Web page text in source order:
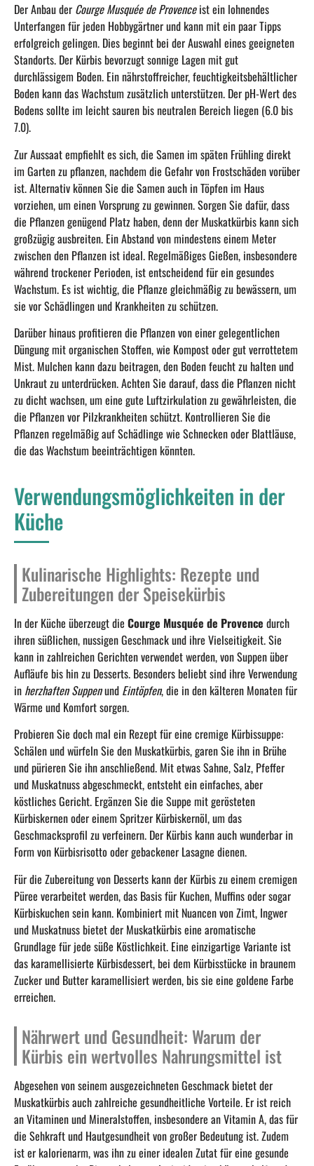
Der Anbau der Courge Musquée de Provenceist ein lohnendes
Unterfangen für jeden Hobbygärtner und kann mit ein paar Tipps
erfolgreich gelingen. Dies beginnt bei der Auswahl eines geeigneten
Standorts. Der Kürbis bevorzugt sonnige Lagen mit gut
durchlässigem Boden. Ein nährstoffreicher, feuchtigkeitsbehältlicher
Boden kann das Wachstum zusätzlich unterstützen. Der pH-Wert des
Bodens sollte im leicht sauren bis neutralen Bereich liegen (6.0 bis
7.0).
Zur Aussaat empfiehlt es sich, die Samen im späten Frühling direkt
im Garten zu pflanzen, nachdem die Gefahr von Frostschäden vorüber
ist. Alternativ können Sie die Samen auch in Töpfen im Haus
vorziehen, um einen Vorsprung zu gewinnen. Sorgen Sie dafür, dass
die Pflanzen genügend Platz haben, denn der Muskatkürbis kann sich
großzügig ausbreiten. Ein Abstand von mindestens einem Meter
zwischen den Pflanzen ist ideal. Regelmäßiges Gießen, insbesondere
während trockener Perioden, ist entscheidend für ein gesundes
Wachstum. Es ist wichtig, die Pflanze gleichmäßig zu bewässern, um
sie vor Schädlingen und Krankheiten zu schützen.
Darüber hinaus profitieren die Pflanzen von einer gelegentlichen
Düngung mit organischen Stoffen, wie Kompost oder gut verrottetem
Mist. Mulchen kann dazu beitragen, den Boden feucht zu halten und
Unkraut zu unterdrücken. Achten Sie darauf, dass die Pflanzen nicht
zu dicht wachsen, um eine gute Luftzirkulation zu gewährleisten, die
die Pflanzen vor Pilzkrankheiten schützt. Kontrollieren Sie die
Pflanzen regelmäßig auf Schädlinge wie Schnecken oder Blattläuse,
die das Wachstum beeinträchtigen könnten.
Verwendungsmöglichkeiten in der
Küche
Kulinarische Highlights: Rezepte und
Zubereitungen der Speisekürbis
In der Küche überzeugt die Courge Musquée de Provence durch
ihren süßlichen, nussigen Geschmack und ihre Vielseitigkeit. Sie
kann in zahlreichen Gerichten verwendet werden, von Suppen über
Aufläufe bis hin zu Desserts. Besonders beliebt sind ihre Verwendung
in herzhaften Suppenund Eintöpfen, die in den kälteren Monaten für
Wärme und Komfort sorgen.
Probieren Sie doch mal ein Rezept für eine cremige Kürbissuppe:
Schälen und würfeln Sie den Muskatkürbis, garen Sie ihn in Brühe
und pürieren Sie ihn anschließend. Mit etwas Sahne, Salz, Pfeffer
und Muskatnuss abgeschmeckt, entsteht ein einfaches, aber
köstliches Gericht. Ergänzen Sie die Suppe mit gerösteten
Kürbiskernen oder einem Spritzer Kürbiskernöl, um das
Geschmacksprofil zu verfeinern. Der Kürbis kann auch wunderbar in
Form von Kürbisrisotto oder gebackener Lasagne dienen.
Für die Zubereitung von Desserts kann der Kürbis zu einem cremigen
Püree verarbeitet werden, das Basis für Kuchen, Muffins oder sogar
Kürbiskuchen sein kann. Kombiniert mit Nuancen von Zimt, Ingwer
und Muskatnuss bietet der Muskatkürbis eine aromatische
Grundlage für jede süße Köstlichkeit. Eine einzigartige Variante ist
das karamellisierte Kürbisdessert, bei dem Kürbisstücke in braunem
Zucker und Butter karamellisiert werden, bis sie eine goldene Farbe
erreichen.
Nährwert und Gesundheit: Warum der
Kürbis ein wertvolles Nahrungsmittel ist
Abgesehen von seinem ausgezeichneten Geschmack bietet der
Muskatkürbis auch zahlreiche gesundheitliche Vorteile. Er ist reich
an Vitaminen und Mineralstoffen, insbesondere an Vitamin A, das für
die Sehkraft und Hautgesundheit von großer Bedeutung ist. Zudem
ist er kalorienarm, was ihn zu einer idealen Zutat für eine gesunde